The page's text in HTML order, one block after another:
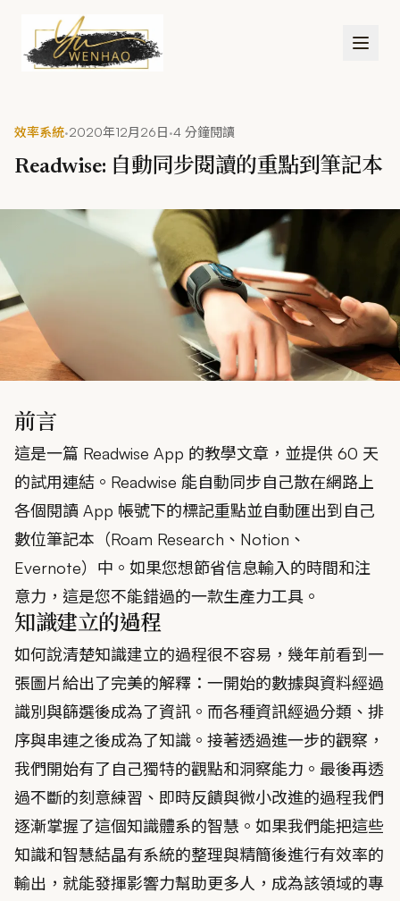
效率系統·2020年12月26日·4 分鐘閱讀
Readwise: 自動同步閱讀的重點到筆記本
前言
這是一篇 Readwise App 的教學文章，並提供 60 天
的試用連結。Readwise 能自動同步自己散在網路上
各個閱讀 App 帳號下的標記重點並自動匯出到自己
數位筆記本（Roam Research、Notion、
Evernote）中。如果您想節省信息輸入的時間和注
意力，這是您不能錯過的一款生產力工具。
知識建立的過程
如何說清楚知識建立的過程很不容易，幾年前看到一
張圖片給出了完美的解釋：一開始的數據與資料經過
識別與篩選後成為了資訊。而各種資訊經過分類、排
序與串連之後成為了知識。接著透過進一步的觀察，
我們開始有了自己獨特的觀點和洞察能力。最後再透
過不斷的刻意練習、即時反饋與微小改進的過程我們
逐漸掌握了這個知識體系的智慧。如果我們能把這些
知識和智慧結晶有系統的整理與精簡後進行有效率的
輸出，就能發揮影響力幫助更多人，成為該領域的專